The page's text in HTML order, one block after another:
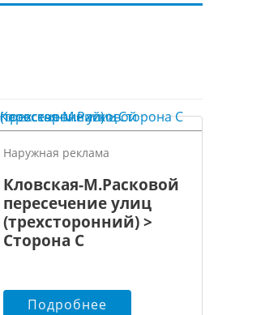
Наружная реклама
Кловская-М.Расковой
пересечение улиц
(трехсторонний) >
Сторона С
Подробнее